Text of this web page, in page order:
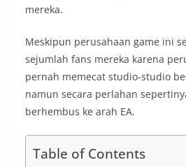
mereka.
Meskipun perusahaan game ini
sejumlah fans mereka karena
pernah memecat studio-studio
namun secara perlahan
berhembus ke arah EA.
Table of Contents